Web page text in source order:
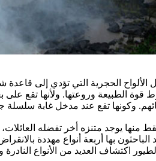
وكونها تقع عند مدخل غابة
5 كم فقط منها يوجد متنزه أخر تفضله
الباحثون بها أربعة أنواع مهددة
اكتشاف العديد من الأنواع النادرة